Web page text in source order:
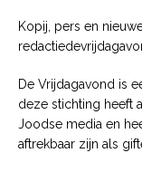
Kopij, pers en
De Vrijdagavond is
deze stichting heeft
Joodse media en
aftrekbaar zijn als